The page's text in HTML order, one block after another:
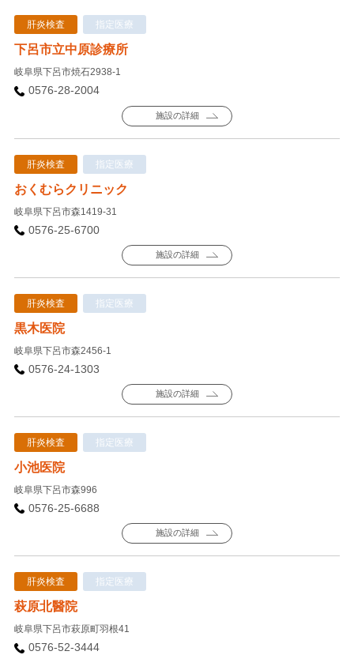
肝炎検査 指定医療
下呂市立中原診療所
岐阜県下呂市焼石2938-1
0576-28-2004
施設の詳細
肝炎検査 指定医療
おくむらクリニック
岐阜県下呂市森1419-31
0576-25-6700
施設の詳細
肝炎検査 指定医療
黒木医院
岐阜県下呂市森2456-1
0576-24-1303
施設の詳細
肝炎検査 指定医療
小池医院
岐阜県下呂市森996
0576-25-6688
施設の詳細
肝炎検査 指定医療
萩原北醫院
岐阜県下呂市萩原町羽根41
0576-52-3444